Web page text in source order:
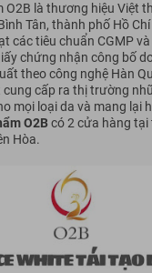
O2B là thương hiệu Việt
Tân, thành phố Hồ
các tiêu chuẩn CGMP
chứng nhận công bố
theo công nghệ Hàn
cung cấp ra thị trường
mọi loại da và mang lại
O2Bcó 2 cửa hàng tại
Hòa.